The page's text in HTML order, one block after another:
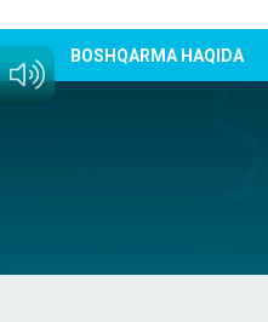
BOSHQARMA HAQIDA